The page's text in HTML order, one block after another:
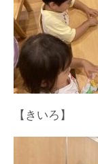
【きいろ】